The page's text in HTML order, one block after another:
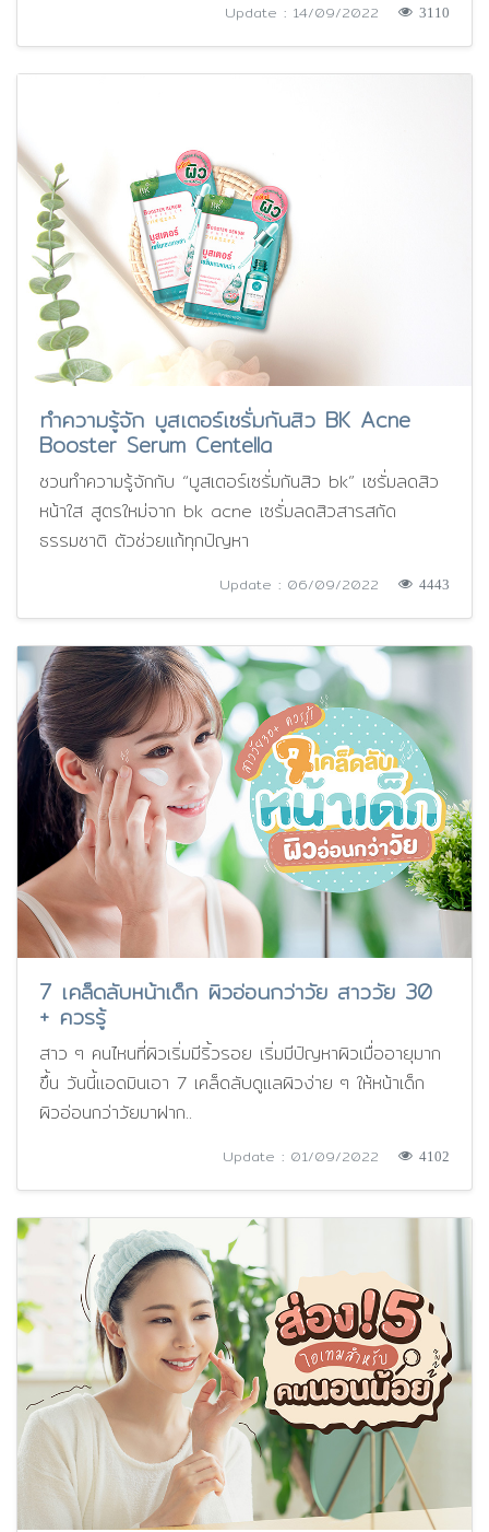
Update : 14/09/2022 3110
ทำความรู้จัก บูสเตอร์เซรั่มกันสิว BK Acne
Booster Serum Centella
ชวนทำความรู้จักกับ “บูสเตอร์เซรั่มกันสิว bk” เซรั่มลดสิว
หน้าใส สูตรใหม่จาก bk acne เซรั่มลดสิวสารสกัด
ธรรมชาติ ตัวช่วยแก้ทุกปัญหา
Update : 06/09/2022 4443
7 เคล็ดลับหน้าเด็ก ผิวอ่อนกว่าวัย สาววัย 30
+ ควรรู้
สาว ๆ คนไหนที่ผิวเริ่มมีริ้วรอย เริ่มมีปัญหาผิวเมื่ออายุมาก
ขึ้น วันนี้แอดมินเอา 7 เคล็ดลับดูแลผิวง่าย ๆ ให้หน้าเด็ก
ผิวอ่อนกว่าวัยมาฝาก..
Update : 01/09/2022 4102